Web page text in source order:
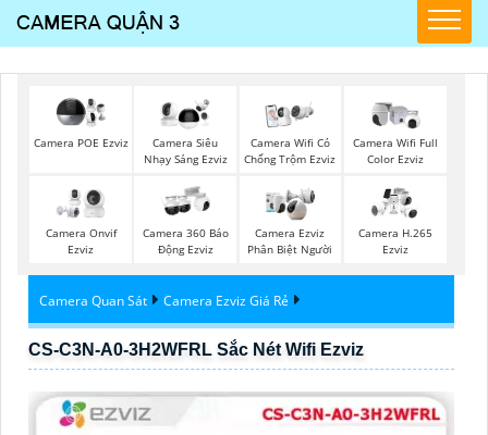
Camera POE Ezviz
Camera Siêu
Nhạy Sáng Ezviz
Camera Wifi Có
Chống Trộm Ezviz
Camera Wifi Full
Color Ezviz
Camera Onvif
Ezviz
Camera 360 Báo
Động Ezviz
Camera Ezviz
Phân Biệt Người
Camera H.265
Ezviz
Camera Quan Sát Camera Ezviz Giá Rẻ
CS-C3N-A0-3H2WFRL Sắc Nét Wifi Ezviz